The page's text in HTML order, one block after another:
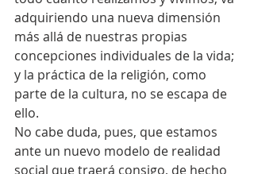
adquiriendo una nueva dimensión
más allá de nuestras propias
concepciones individuales de la vida;
y la práctica de la religión, como
parte de la cultura, no se escapa de
ello.
No cabe duda, pues, que estamos
ante un nuevo modelo de realidad
social que traerá consigo, de hecho